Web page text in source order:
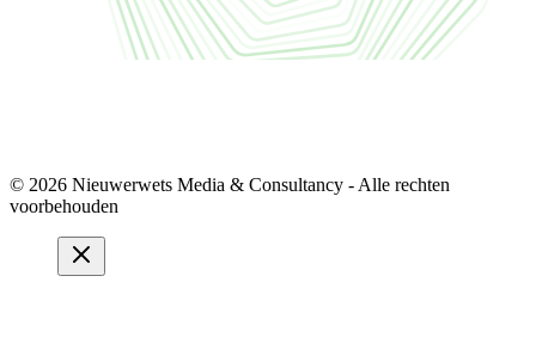
© 2026 Nieuwerwets Media & Consultancy - Alle rechten
voorbehouden